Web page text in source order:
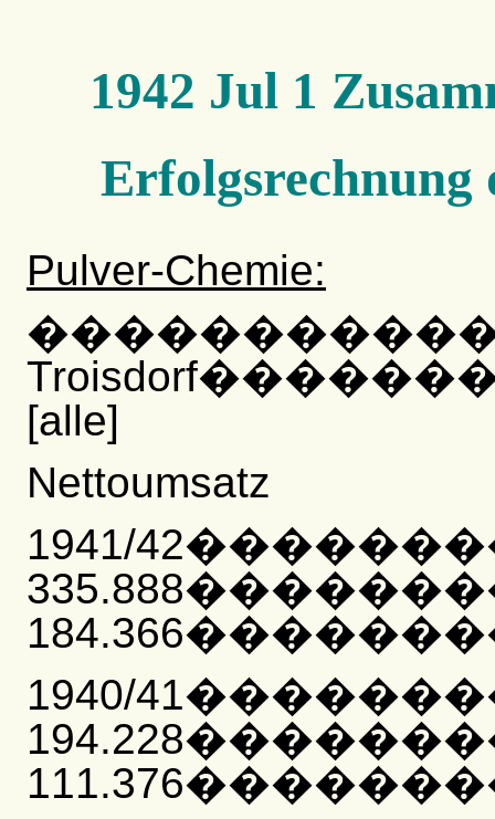
1942 Jul 1
Erfolgsrechnung
Pulver-Chemie:
[alle]
Nettoumsatz
1941/
1940/